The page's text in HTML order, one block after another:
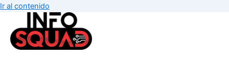
Ir al contenido